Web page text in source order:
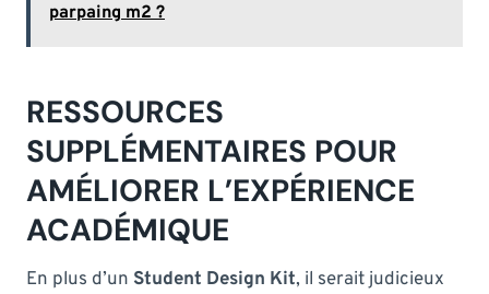
parpaing m2 ?
RESSOURCES
SUPPLÉMENTAIRES POUR
AMÉLIORER L’EXPÉRIENCE
ACADÉMIQUE
En plus d’un Student Design Kit, il serait judicieux